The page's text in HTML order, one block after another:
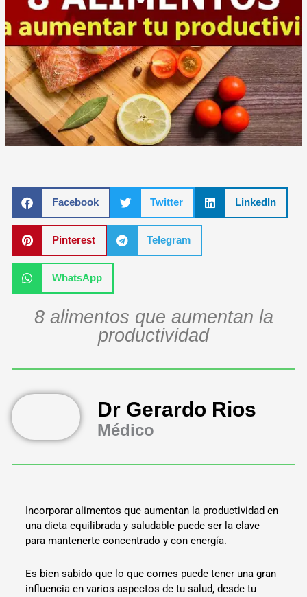
Facebook Twitter LinkedIn
Pinterest Telegram
WhatsApp
8 alimentos que aumentan la
productividad
Dr Gerardo Rios
Médico
Incorporar alimentos que aumentan la productividad en
una dieta equilibrada y saludable puede ser la clave
para mantenerte concentrado y con energía.
Es bien sabido que lo que comes puede tener una gran
influencia en varios aspectos de tu salud, desde tu